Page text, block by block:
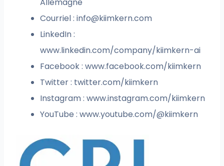
Allemagne
Courriel :info@kiimkern.com
LinkedIn :
www.linkedin.com/company/kiimkern-ai
Facebook : www.facebook.com/kiimkern
Twitter : twitter.com/kiimkern
Instagram : www.instagram.com/kiimkern
YouTube : www.youtube.com/@kiimkern